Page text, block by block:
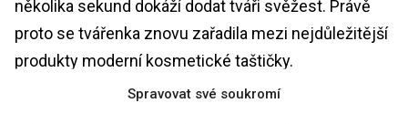
Spravovat své soukromí
několika sekund dokáží dodat tváři svěžest. Právě
proto se tvářenka znovu zařadila mezi nejdůležitější
produkty moderní kosmetické taštičky.
Hybridní kosmetika dobývá trh